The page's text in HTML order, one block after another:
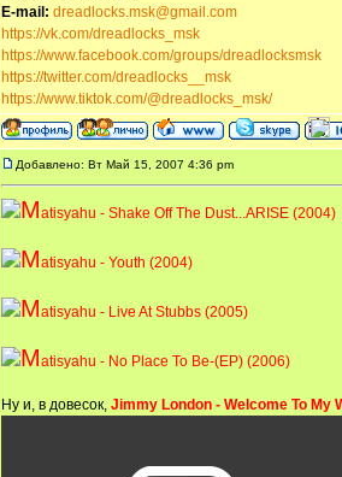
E-mail: dreadlocks.msk@gmail.com
https://vk.com/dreadlocks_msk
https://www.facebook.com/groups/dreadlocksmsk
https://twitter.com/dreadlocks__msk
https://www.tiktok.com/@dreadlocks_msk/
Добавлено: Вт Май 15, 2007 4:36 pm
Matisyahu - Shake Off The Dust...ARISE (2004)
Matisyahu - Youth (2004)
Matisyahu - Live At Stubbs (2005)
Matisyahu - No Place To Be-(EP) (2006)
Ну и, в довесок, Jimmy London - Welcome To My